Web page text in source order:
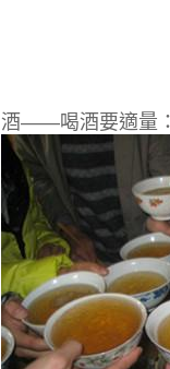
酒——喝酒要適量